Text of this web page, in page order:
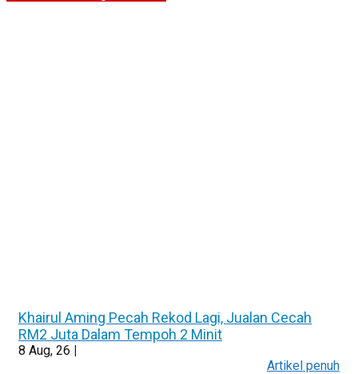
Khairul Aming Pecah Rekod Lagi, Jualan Cecah
RM2 Juta Dalam Tempoh 2 Minit
8 Aug, 26 |
Artikel penuh